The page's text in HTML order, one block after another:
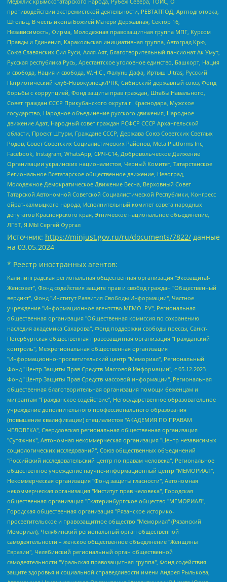
противодействии экстремистской деятельности, РЕВТАТПОД, Артподготовка,
Штольц, В честь иконы Божией Матери Державная, Сектор 16,
Независимость, Фирма, Молодежная правозащитная группа МПГ, Курсом
Правды и Единения, Каракольская инициативная группа, Автоград Крю,
Союз Славянских Сил Руси, Алля-Аят, Благотворительный пансионат Ак Умут,
Русская республика Русь, Арестантское уголовное единство, Башкорт, Нация
и свобода, Нация и свобода, W.H.С., Фалунь Дафа, Иртыш Ultras, Русский
Патриотический клуб-Новокузнецк/РПК, Сибирский державный союз, Фонд
борьбы с коррупцией, Фонд защиты прав граждан, Штабы Навального,
Совет граждан СССР Прикубанского округа г. Краснодара, Мужское
государство, Народное объединение русского движения, Народное
движение Адат, Народный совет граждан РСФСР СССР Архангельской
области, Проект Штурм, Граждане СССР, Держава Союз Советских Светлых
Родов, Совет Советских Социалистических Районов, Meta Platforms Inc,
Facebook, Instagram, WhatsApp, СИЧ-С14, Добровольческое Движение
Организации украинских националистов, Черный Комитет, Татарстанское
Региональное Всетатарское общественное движение, Невоград,
Молодежное Демократическое Движение Весна, Верховный Совет
Татарской Автономной Советской Социалистической Республики, Конгресс
ойрат-калмыцкого народа, Исполнительный комитет совета народных
депутатов Красноярского края, Этническое национальное объединение,
ЛГБТ, Я.МЫ Сергей Фургал
Источник: https://minjust.gov.ru/ru/documents/7822/ данные
на 03.05.2024
* Реестр иностранных агентов:
Калининградская региональная общественная организация "Экозащита!-Женсовет", Фонд содействия защите прав и свобод граждан "Общественный вердикт", Фонд "Институт Развития Свободы Информации", Частное учреждение "Информационное агентство МЕМО. РУ", Региональная общественная организация "Общественная комиссия по сохранению наследия академика Сахарова", Фонд поддержки свободы прессы, Санкт-Петербургская общественная правозащитная организация "Гражданский контроль", Межрегиональная общественная организация "Информационно-просветительский центр "Мемориал", Региональный Фонд "Центр Защиты Прав Средств Массовой Информации", с 05.12.2023 Фонд "Центр Защиты Прав Средств массовой информации", Региональная общественная благотворительная организация помощи беженцам и мигрантам "Гражданское содействие", Негосударственное образовательное учреждение дополнительного профессионального образования (повышение квалификации) специалистов "АКАДЕМИЯ ПО ПРАВАМ ЧЕЛОВЕКА", Свердловская региональная общественная организация "Сутяжник", Автономная некоммерческая организация "Центр независимых социологических исследований", Союз общественных объединений "Российский исследовательский центр по правам человека", Региональное общественное учреждение научно-информационный центр "МЕМОРИАЛ", Некоммерческая организация "Фонд защиты гласности", Автономная некоммерческая организация "Институт прав человека", Городская общественная организация "Екатеринбургское общество "МЕМОРИАЛ", Городская общественная организация "Рязанское историко-просветительское и правозащитное общество "Мемориал" (Рязанский Мемориал), Челябинский региональный орган общественной самодеятельности – женское общественное объединение "Женщины Евразии", Челябинский региональный орган общественной самодеятельности "Уральская правозащитная группа", Фонд содействия защите здоровья и социальной справедливости имени Андрея Рылькова, Автономная Некоммерческая Организация "Аналитический Центр Юрия Левады", Автономная некоммерческая организация социальной поддержки населения "Проект Апрель", Региональная общественная организация помощи женщинам и детям, находящимся в кризисной ситуации "Информационно-методический центр "Анна", Фонд содействия развитию массовых коммуникаций и правовому просвещению "Так-так-Так", Фонд содействия устойчивому развитию "Серебряная тайга", Свердловский региональный общественный фонд социальных проектов "Новое время", "Idel.Реалии", Кавказ.Реалии, Крым.Реалии, Телеканал Настоящее Время, Татаро-башкирская служба Радио Свобода (Azatliq Radiosi), Радио Свободная Европа/Радио Свобода (PCE/PC), "Сибирь.Реалии", "Фактограф", Благотворительный фонд помощи осужденным и их семьям, Автономная некоммерческая организация "Институт глобализации и социальных движений", Фонд "В защиту прав заключенных", Частное учреждение "Центр поддержки и содействия развитию средств массовой информации", Пензенский региональный общественный благотворительный фонд "Гражданский союз", "Север.Реалии", Некоммерческая организация Фонд "Правовая инициатива", Общество с ограниченной ответственностью "Радио Свободная Европа/Радио Свобода", Чешское информационное агентство "MEDIUM-ORIENT", Красноярская региональная общественная организация "Мы против СПИДа", Камалягин Денис Николаевич, Маркелов Сергей Евгеньевич, Пономарев Лев Александрович, Савицкая Людмила Алексеевна, Автономная некоммерческая организация "Центр по работе с проблемой насилия "НАСИЛИЮ.НЕТ", Межрегиональный профессиональный союз работников здравоохранения "Альянс врачей", Юридическое лицо, зарегистрированное в Латвийской Республике, SIA "Medusa Project" (регистрационный номер 40103797863, дата регистрации 10.06.2014), Некоммерческая организация "Фонд по борьбе с коррупцией", Автономная некоммерческая организация "Институт права и публичной политики", Баданин Роман Сергеевич, Гликин Максим Александрович, Железнова Мария Михайловна, Лукьянова Юлия Сергеевна, Маетная Елизавета Витальевна, Маняхин Петр Борисович, Чуракова Ольга Владимировна, Ярош Юлия Петровна, Юридическое лицо "The Insider SIA", зарегистрированное в Риге, Латвийская Республика (дата регистрации 26.06.2015), являющееся администратором доменного имени интернет-издания "The Insider SIA", https://theins.ru, Постернак Алексей Евгеньевич, Рубин Михаил Аркадьевич, Анин Роман Александрович, Юридическое лицо Istories fonds, зарегистрированное в Латвийской Республике (регистрационный номер 50008295751, дата регистрации 24.02.2020), Великовский Дмитрий Александрович, Долинина Ирина Николаевна, Мароховская Алеся Алексеевна, Шлейнов Роман Юрьевич, Шмагун Олеся Валентиновна, Общество с ограниченной ответственностью "Альтаир 2021", Общество с ограниченной ответственностью "Вега 2021", Общество с ограниченной ответственностью "Главный редактор 2021", Общество с ограниченной ответственностью "Ромашки монолит", Важенков Артем Валерьевич, Ивановская областная общественная организация "Центр гендерных исследований", Гурман Юрий Альбертович, Медиапроект "ОВД-Инфо", Егоров Владимир Владимирович, Жилинский Владимир Александрович, Общество с ограниченной ответственностью "ЗП", Иванова София Юрьевна, Карезина Инна Павловна, Кильтау Екатерина Викторовна, Петров Алексей Викторович, Пискунов Сергей Евгеньевич, Смирнов Сергей Сергеевич, Тихонов Михаил Сергеевич, Общество с ограниченной ответственностью "ЖУРНАЛИСТ-ИНОСТРАННЫЙ АГЕНТ", Арапова Галина Юрьевна, Вольтская Татьяна Анатольевна, Американская компания "Mason G.E.S. Anonymous Foundation" (США), являющаяся владельцем интернет-издания https://mnews.world/, Компания "Stichting Bellingcat", зарегистрированная в Нидерландах (дата регистрации 11.07.2018), Захаров Андрей Вячеславович, Клепиковская Екатерина Дмитриевна, Общество с ограниченной ответственностью "МЕМО", Перл Роман Александрович, Симонов Евгений Алексеевич, Соловьева Елена Анатольевна, Сотников Даниил Владимирович, Сурначева Елизавета Дмитриевна, Автономная некоммерческая организация по защите прав человека и информированию населения "Якутия – Наше Мнение", Общество с ограниченной ответственностью "Москоу диджитал медиа", с 26.01.2023 Общество с ограниченной ответственностью "Чайка Белые сады", Ветошкина Валерия Валерьевна, Заговора Максим Александрович, Межрегиональное общественное движение "Российская ЛГБТ - сеть", Оленичев Максим Владимирович, Павлов Иван Юрьевич, Скворцова Елена Сергеевна, Общество с ограниченной ответственностью "Как бы инагент", Кочетков Игорь Викторович, Общество с ограниченной ответственностью "Честные выборы", Еланчик Олег Александрович, Общество с ограниченной ответственностью "Нобелевский призыв", Гималова Регина Эмилевна, Григорьев Андрей Валерьевич, Григорьева Алина Александровна, Ассоциация по содействию защите прав призывников, альтернативнослужащих и военнослужащих "Правозащитная группа "Гражданин.Армия.Право", Хисамова Регина Фаритовна, Автономная некоммерческая организация по реализации социально-правовых программ "Лилит", Дальневосточное общественное движение "Маяк", Санкт-Петербургская ЛГБТ-инициативная группа "Выход", Инициативная группа ЛГБТ+ "Реверс", Алексеев Андрей Викторович, Бекбулатова Таисия Львовна, Беляев Иван Михайлович, Владыкина Елена Сергеевна, Гельман Марат Александрович, Никульшина Вероника Юрьевна, Толоконникова Надежда Андреевна, Шендерович Виктор Анатольевич, Общество с ограниченной ответственностью "Данное сообщение", Общество с ограниченной ответственностью Издательский дом "Новая глава", Айнбиндер Александра Александровна, Московский комьюнити-центр для ЛГБТ+инициатив, Благотворительный фонд развития филантропии, Deutsche Welle (Германия, Kurt-Schumacher-Strasse 3, 53113 Bonn), Борзунова Мария Михайловна, Воробьев Виктор Викторович, Голубева Анна Львовна, Константинова Алла Михайловна, Малкова Ирина Владимировна, Мурадов Мурад Абдулгалимович, Осетинская Елизавета Николаевна, Понасенков Евгений Николаевич, Ганапольский Матвей Юрьевич, Киселев Евгений Алексеевич, Борухович Ирина Григорьевна, Дремин Иван Тимофеевич, Дубровский Дмитрий Викторович, Красноярская региональная общественная организация поддержки и развития альтернативных образовательных технологий и межкультурных коммуникаций "ИНТЕРРА", Маяковская Екатерина Алексеевна, Фейгин Марк Захарович, Филимонов Андрей Викторович, Дзугкоева Регина Николаевна, Доброхотов Роман Александрович, Дудь Юрий Александрович, Елкин Сергей Владимирович, Кругликов Кирилл Игоревич, Сабунаева Мария Леонидовна, Семенов Алексей Владимирович, Шаинян Карен Багратович, Шульман Екатерина Михайловна, Асафьев Артур Валерьевич, Вахштайн Виктор Семенович, Венедиктов Алексей Алексеевич, Лушникова Екатерина Евгеньевна, Волков Леонид Михайлович, Невзоров Александр Глебович, Пархоменко Сергей Борисович, Сироткин Ярослав Николаевич, Кара-Мурза Владимир Владимирович, Баранова Наталья Владимировна, Гозман Леонид Яковлевич, Кагарлицкий Борис Юльевич, Климарев Михаил Валерьевич, Милов Владимир Станиславович, Автономная некоммерческая организация Краснодарский центр современного искусства "Типография", Моргенштерн Алишер Тагирович, Соболь Любовь Эдуардовна, Общество с ограниченной ответственностью "ЛИЗА НОРМ", Каспаров Гарри Кимович, Ходорковский Михаил Борисович, Общество с ограниченной ответственностью "Апрельские тезисы", Данилович Ирина Брониславовна, Кашин Олег Владимирович, Петров Николай Владимирович, Пивоваров Алексей Владимирович, Соколов Михаил Владимирович, Цветкова Юлия Владимировна, Чичваркин Евгений Александрович, Комитет против пыток/Команда против пыток, Общество с ограниченной ответственностью "Первый научный", Общество с ограниченной ответственностью "Вертолет и ко", Белоцерковская Вероника Борисовна, Кац Максим Евгеньевич, Лазарева Татьяна Юрьевна, Шаведдинов Руслан Табризович, Яшин Илья Валерьевич, Общество с ограниченной ответственностью "Иноагент ААВ", Алешковский Дмитрий Петрович, Альбац Евгения Марковна, Быков Дмитрий Львович, Галямина Юлия Евгеньевна, Лойко Сергей Леонидович, Мартынов Кирилл Константинович, Медведев Сергей Александрович, Крашенинников Федор Геннадиевич, Гордеева Катерина Вл